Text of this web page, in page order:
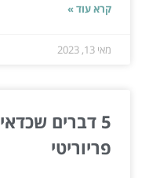
קרא עוד »
מאי 13, 2023
5 דברים
פריוריטי